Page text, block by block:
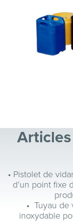
• Pistolet de
d’un point fixe
• Tuyau de
inoxydable